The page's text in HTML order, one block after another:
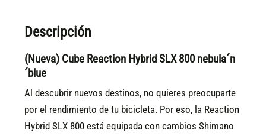
Descripción
(Nueva) Cube Reaction Hybrid SLX 800 nebula´n
´blue
Al descubrir nuevos destinos, no quieres preocuparte
por el rendimiento de tu bicicleta. Por eso, la Reaction
Hybrid SLX 800 está equipada con cambios Shimano